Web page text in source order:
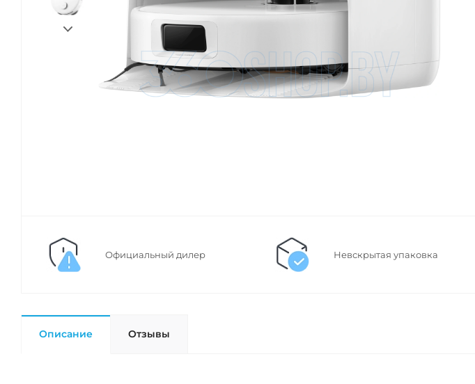
Официальный дилер Невскрытая упаковка
Описание Отзывы